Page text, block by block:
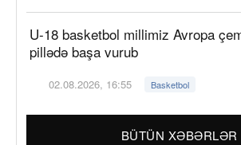
U-18 basketbol millimiz Avropa
pillədə başa vurub
02.08.2026, 16:55 Basketbol
BÜTÜN XƏBƏRLƏR